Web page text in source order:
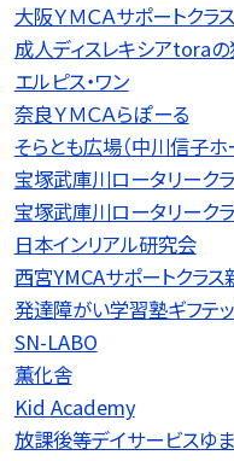
大阪ＹＭＣＡサポートクラス
成人ディスレキシアtora
エルピス・ワン
奈良ＹＭＣＡらぽーる
そらとも広場（中川信子ホ
宝塚武庫川ロータリーク
宝塚武庫川ロータリークラ
日本インリアル研究会
西宮YMCAサポートクラス
発達障がい学習塾ギフテ
SN-LABO
薫化舎
Kid Academy
放課後等デイサービスゆ